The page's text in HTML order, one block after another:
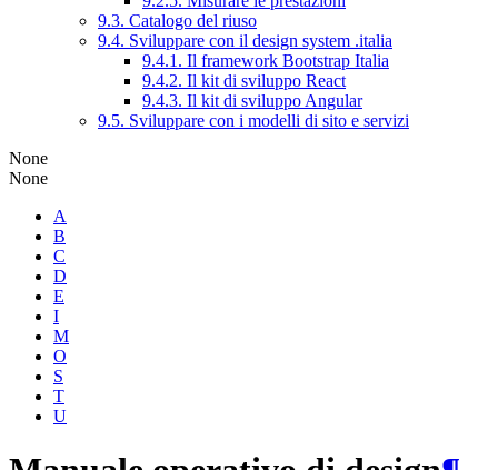
9.3. Catalogo del riuso
9.4. Sviluppare con il design system .italia
9.4.1. Il framework Bootstrap Italia
9.4.2. Il kit di sviluppo React
9.4.3. Il kit di sviluppo Angular
9.5. Sviluppare con i modelli di sito e servizi
None
None
A
B
C
D
E
I
M
O
S
T
U